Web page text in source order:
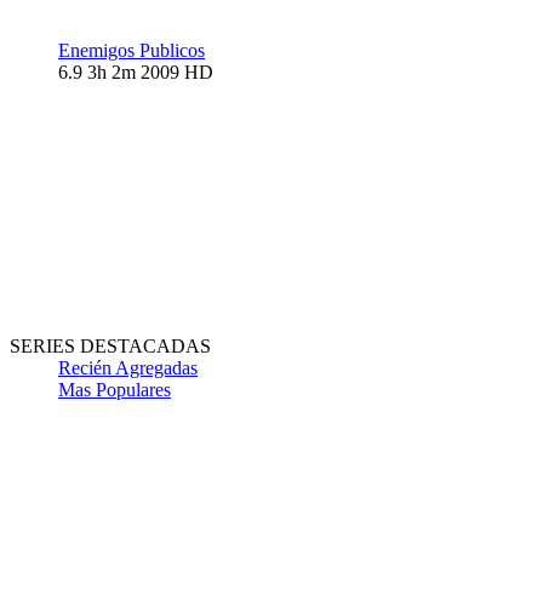
Enemigos Publicos
6.9 3h 2m 2009 HD
SERIES DESTACADAS
Recién Agregadas
Mas Populares